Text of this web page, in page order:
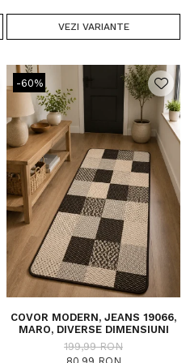
VEZI VARIANTE
-60%
COVOR MODERN, JEANS 19066,
MARO, DIVERSE DIMENSIUNI
199,99 RON